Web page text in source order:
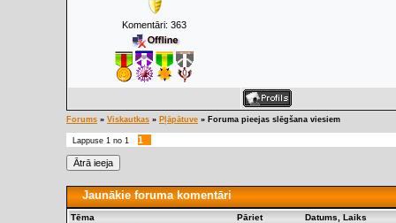
Komentāri: 363
Forums » Viskautkas » Pļāpātuve » Foruma pieejas slēgšana viesiem
Lappuse 1 no 1 1
Jaunākie foruma komentāri
Tēma Pāriet Datums, Laiks